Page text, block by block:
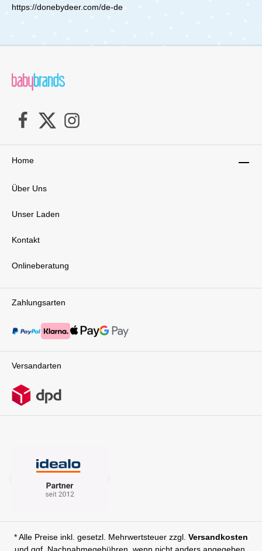
https://donebydeer.com/de-de
Zahlungsarten
Versandarten
Home
Über Uns
Unser Laden
Kontakt
Onlineberatung
* Alle Preise inkl. gesetzl. Mehrwertsteuer zzgl. Versandkosten